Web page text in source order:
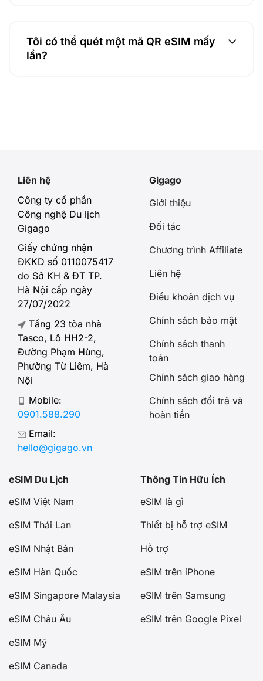
Tôi có thể quét một mã QR eSIM mấy
lần?
Liên hệ
Công ty cổ phần
Công nghệ Du lịch
Gigago
Giấy chứng nhận
ĐKKD số 0110075417
do Sở KH & ĐT TP.
Hà Nội cấp ngày
27/07/2022
Tầng 23 tòa nhà
Tasco, Lô HH2-2,
Đường Phạm Hùng,
Phường Từ Liêm, Hà
Nội
Mobile:
0901.588.290
Email:
hello@gigago.vn
Gigago
Giới thiệu
Đối tác
Chương trình Affiliate
Liên hệ
Điều khoản dịch vụ
Chính sách bảo mật
Chính sách thanh
toán
Chính sách giao hàng
Chính sách đổi trả và
hoàn tiền
eSIM Du Lịch
eSIM Việt Nam
eSIM Thái Lan
eSIM Nhật Bản
eSIM Hàn Quốc
eSIM Singapore Malaysia
eSIM Châu Âu
eSIM Mỹ
eSIM Canada
Thông Tin Hữu Ích
eSIM là gì
Thiết bị hỗ trợ eSIM
Hỗ trợ
eSIM trên iPhone
eSIM trên Samsung
eSIM trên Google Pixel